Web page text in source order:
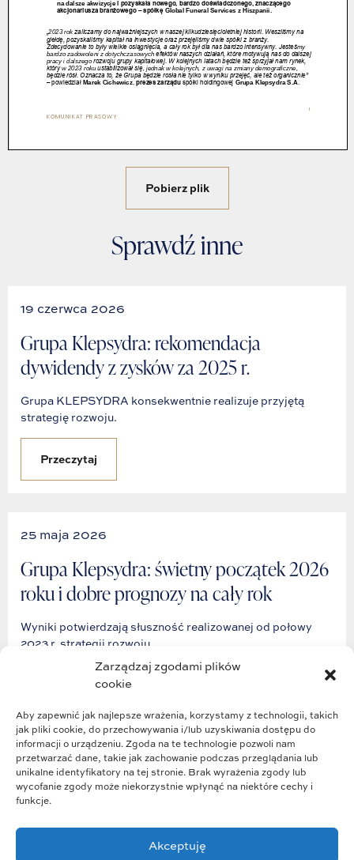
Zarządzaj zgodami plików
cookie
Aby zapewnić jak najlepsze wrażenia, korzystamy z technologii, takich
jak pliki cookie, do przechowywania i/lub uzyskiwania dostępu do
informacji o urządzeniu. Zgoda na te technologie pozwoli nam
przetwarzać dane, takie jak zachowanie podczas przeglądania lub
unikalne identyfikatory na tej stronie. Brak wyrażenia zgody lub
wycofanie zgody może niekorzystnie wpłynąć na niektóre cechy i
funkcje.
Akceptuję
Pobierz plik
Sprawdź inne
19 czerwca 2026
Grupa Klepsydra: rekomendacja
dywidendy z zysków za 2025 r.
Grupa KLEPSYDRA konsekwentnie realizuje przyjętą
strategię rozwoju.
Przeczytaj
25 maja 2026
Grupa Klepsydra: świetny początek 2026
roku i dobre prognozy na cały rok
Wyniki potwierdzają słuszność realizowanej od połowy
2023 r. strategii rozwoju.
Przeczytaj
Struktura Grupy